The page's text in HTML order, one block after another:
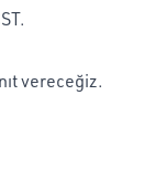
vereceğiz.